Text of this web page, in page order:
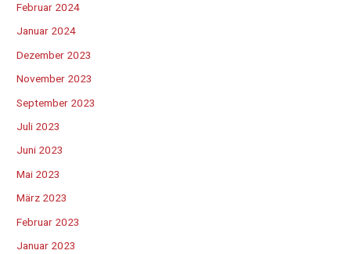
Februar 2024
Januar 2024
Dezember 2023
November 2023
September 2023
Juli 2023
Juni 2023
Mai 2023
März 2023
Februar 2023
Januar 2023